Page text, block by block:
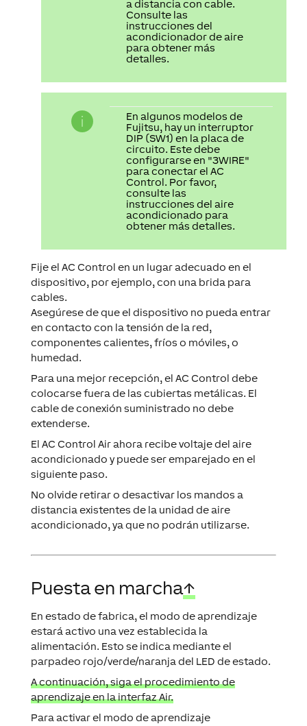
a distancia con cable.
Consulte las
instrucciones del
acondicionador de aire
para obtener más
detalles.
En algunos modelos de
Fujitsu, hay un interruptor
DIP (SW1) en la placa de
circuito. Este debe
configurarse en "3WIRE"
para conectar el AC
Control. Por favor,
consulte las
instrucciones del aire
acondicionado para
obtener más detalles.
Fije el AC Control en un lugar adecuado en el
dispositivo, por ejemplo, con una brida para
cables.
Asegúrese de que el dispositivo no pueda entrar
en contacto con la tensión de la red,
componentes calientes, fríos o móviles, o
humedad.
Para una mejor recepción, el AC Control debe
colocarse fuera de las cubiertas metálicas. El
cable de conexión suministrado no debe
extenderse.
El AC Control Air ahora recibe voltaje del aire
acondicionado y puede ser emparejado en el
siguiente paso.
No olvide retirar o desactivar los mandos a
distancia existentes de la unidad de aire
acondicionado, ya que no podrán utilizarse.
Puesta en marcha↑
En estado de fabrica, el modo de aprendizaje
estará activo una vez establecida la
alimentación. Esto se indica mediante el
parpadeo rojo/verde/naranja del LED de estado.
A continuación, siga el procedimiento de
aprendizaje en la interfaz Air.
Para activar el modo de aprendizaje